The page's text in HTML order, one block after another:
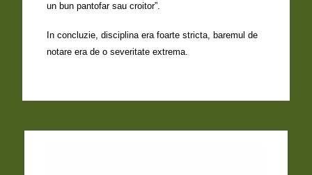
un bun pantofar sau croitor”.
In concluzie, disciplina era foarte stricta, baremul de
notare era de o severitate extrema.